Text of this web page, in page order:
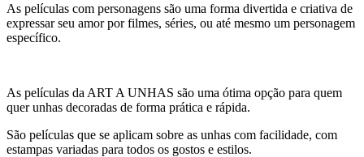
As películas com personagens são uma forma divertida e criativa de
expressar seu amor por filmes, séries, ou até mesmo um personagem
específico.
As películas da ART A UNHAS são uma ótima opção para quem
quer unhas decoradas de forma prática e rápida.
São películas que se aplicam sobre as unhas com facilidade, com
estampas variadas para todos os gostos e estilos.